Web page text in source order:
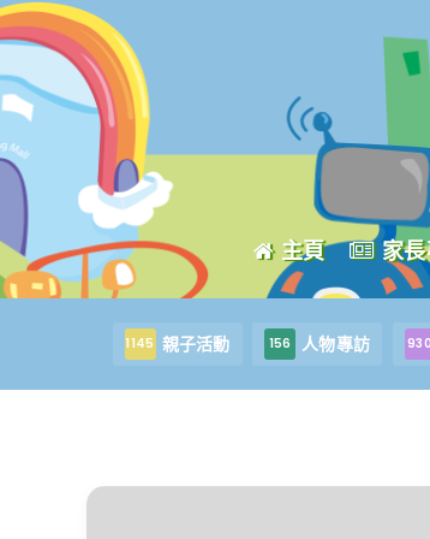
主頁 家長
1145 親子活動 156 人物專訪 930